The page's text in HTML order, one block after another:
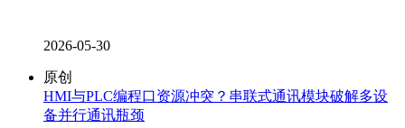
2026-05-30
原创
HMI与PLC编程口资源冲突？串联式通讯模块破解多设
备并行通讯瓶颈